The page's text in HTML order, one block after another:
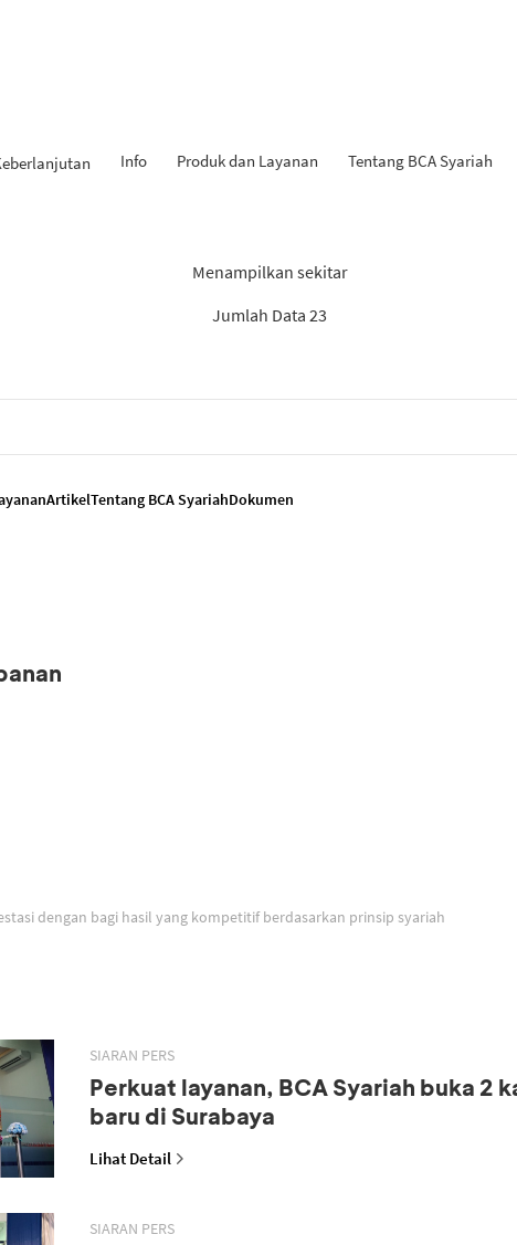
Info Produk dan Layanan Tentang BCA Syariah
Menampilkan sekitar
Jumlah Data 23
ArtikelTentang BCA SyariahDokumen
Solusi untuk berinvestasi dengan bagi hasil yang kompetitif berdasarkan prinsip syariah
SIARAN PERS
Perkuat layanan, BCA Syariah buka 2
baru di Surabaya
Lihat Detail
SIARAN PERS